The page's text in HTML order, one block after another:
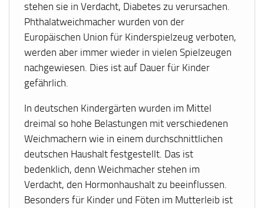
stehen sie in Verdacht, Diabetes zu verursachen.
Phthalatweichmacher wurden von der
Europäischen Union für Kinderspielzeug verboten,
werden aber immer wieder in vielen Spielzeugen
nachgewiesen. Dies ist auf Dauer für Kinder
gefährlich.
In deutschen Kindergärten wurden im Mittel
dreimal so hohe Belastungen mit verschiedenen
Weichmachern wie in einem durchschnittlichen
deutschen Haushalt festgestellt. Das ist
bedenklich, denn Weichmacher stehen im
Verdacht, den Hormonhaushalt zu beeinflussen.
Besonders für Kinder und Föten im Mutterleib ist